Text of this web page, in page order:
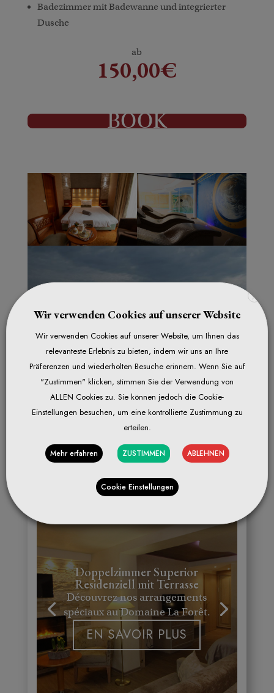
Badezimmer mit Badewanne und integrierter
Dusche
ab
150,00€
BOOK
Doppelzimmer Standard →
Doppelzimmer Superior
Residenziell mit Terrasse
Découvrez nos arrangements
spéciaux au Domaine La Forêt.
EN SAVOIR PLUS
X
Wir verwenden Cookies auf unserer Website
Wir verwenden Cookies auf unserer Website, um Ihnen das
relevanteste Erlebnis zu bieten, indem wir uns an Ihre
Präferenzen und wiederholten Besuche erinnern. Wenn Sie auf
"Zustimmen" klicken, stimmen Sie der Verwendung von
ALLEN Cookies zu. Sie können jedoch die Cookie-
Einstellungen besuchen, um eine kontrollierte Zustimmung zu
erteilen.
Mehr erfahren ZUSTIMMEN ABLEHNEN
Cookie Einstellungen